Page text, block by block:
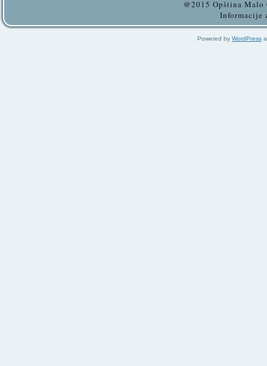
@2015 Opština
Informacije
Powered by WordPress